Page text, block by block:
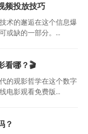
频投放技巧
术的邂逅在这个信息爆
或缺的一部分。...
看哪？🎬
的观影哲学在这个数字
电影观看免费版...
？